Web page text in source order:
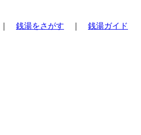
銭湯をさがす
銭湯ガイド